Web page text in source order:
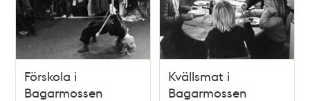
Förskola i
Bagarmossen
Kvällsmat i
Bagarmossen